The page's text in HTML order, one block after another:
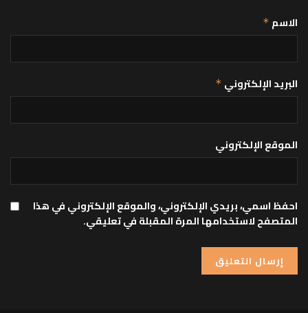
الاسم *
البريد الإلكتروني *
الموقع الإلكتروني
احفظ اسمي، بريدي الإلكتروني، والموقع الإلكتروني في هذا
المتصفح لاستخدامها المرة المقبلة في تعليقي.